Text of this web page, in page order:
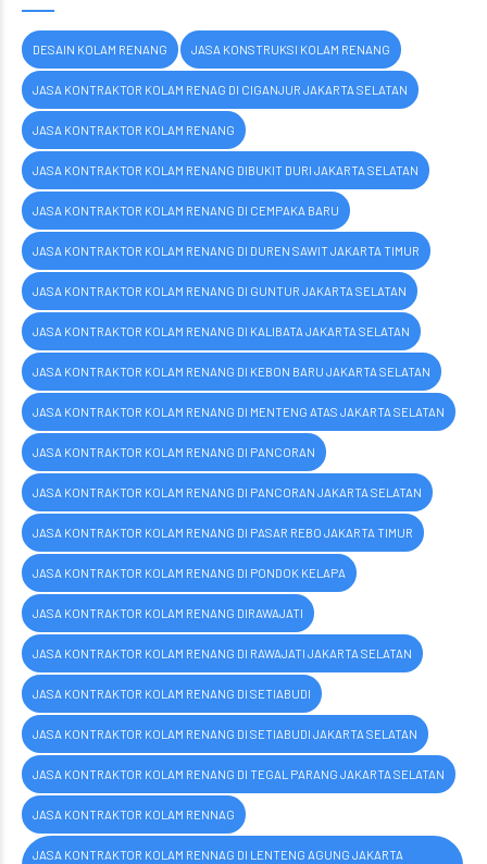
DESAIN KOLAM RENANG JASA KONSTRUKSI KOLAM RENANG
JASA KONTRAKTOR KOLAM RENAG DI CIGANJUR JAKARTA SELATAN
JASA KONTRAKTOR KOLAM RENANG
JASA KONTRAKTOR KOLAM RENANG DIBUKIT DURI JAKARTA SELATAN
JASA KONTRAKTOR KOLAM RENANG DI CEMPAKA BARU
JASA KONTRAKTOR KOLAM RENANG DI DUREN SAWIT JAKARTA TIMUR
JASA KONTRAKTOR KOLAM RENANG DI GUNTUR JAKARTA SELATAN
JASA KONTRAKTOR KOLAM RENANG DI KALIBATA JAKARTA SELATAN
JASA KONTRAKTOR KOLAM RENANG DI KEBON BARU JAKARTA SELATAN
JASA KONTRAKTOR KOLAM RENANG DI MENTENG ATAS JAKARTA SELATAN
JASA KONTRAKTOR KOLAM RENANG DI PANCORAN
JASA KONTRAKTOR KOLAM RENANG DI PANCORAN JAKARTA SELATAN
JASA KONTRAKTOR KOLAM RENANG DI PASAR REBO JAKARTA TIMUR
JASA KONTRAKTOR KOLAM RENANG DI PONDOK KELAPA
JASA KONTRAKTOR KOLAM RENANG DIRAWAJATI
JASA KONTRAKTOR KOLAM RENANG DI RAWAJATI JAKARTA SELATAN
JASA KONTRAKTOR KOLAM RENANG DI SETIABUDI
JASA KONTRAKTOR KOLAM RENANG DI SETIABUDI JAKARTA SELATAN
JASA KONTRAKTOR KOLAM RENANG DI TEGAL PARANG JAKARTA SELATAN
JASA KONTRAKTOR KOLAM RENNAG
JASA KONTRAKTOR KOLAM RENNAG DI LENTENG AGUNG JAKARTA